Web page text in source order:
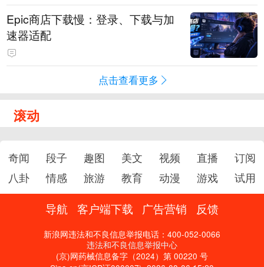
Epic商店下载慢：登录、下载与加
速器适配
点击查看更多
滚动
奇闻 段子 趣图 美文 视频 直播
订阅
八卦
情感 旅游 教育 动漫 游戏 试用
导航 客户端下载 广告营销 反馈
新浪网违法和不良信息举报电话：400-052-0066
违法和不良信息举报中心
(京)网药械信息备字（2024）第 00220 号